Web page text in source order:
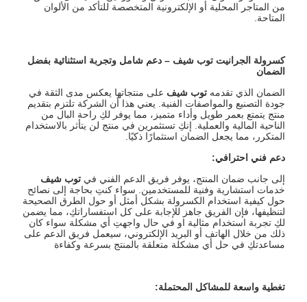
من المتاجر المحلية أو الإلكترونية المتخصصة للتأكد من الألوان
المتاحة.
كسرولة الجرانيت توب شيف–دعم شامل وتجربة استثنائية بفضل
الضمان
الضمان الذي تقدمهتوب شيف على منتجاتها يعكس مدى الثقة في
جودة التصنيع والمواصفات الفنية. يعني هذا أن الشركة تلتزم بتقديم
منتج يتمتع بعمر طويل وأداء متميز، مما يوفر لكِ راحة البال من
الناحية المالية والعملية. إنكِ تستثمرين في منتج لن يتأثر بالاستخدام
المتكرر، مما يجعل الضمان استثمارًا ذكيًا.
دعم فني احترافي:
إلى جانب ضمان المنتج، يوفر فريق الدعم الفني فيتوب شيف
خدمات استشارية وفنية للمستخدمين. سواء كنتِ بحاجة إلى نصائح
حول كيفية استخدام الكسرولة بشكل أمثل أو حول الطرق الصحيحة
لتنظيفها، فإن الفريق جاهز للإجابة على كل استفساراتكِ، مما يضمن
لكِ تجربة استخدام مثالية او في حال واجهتِ أي مشكلة سواء كان
ذلك من خلال الهاتف أو البريد الإلكتروني، سيعمل فريق الدعم على
مساعدتكِ في حل أي مشكلة متعلقة بالمنتج بسرعة وكفاءة
تغطية واسعة للمشاكل المحتملة: